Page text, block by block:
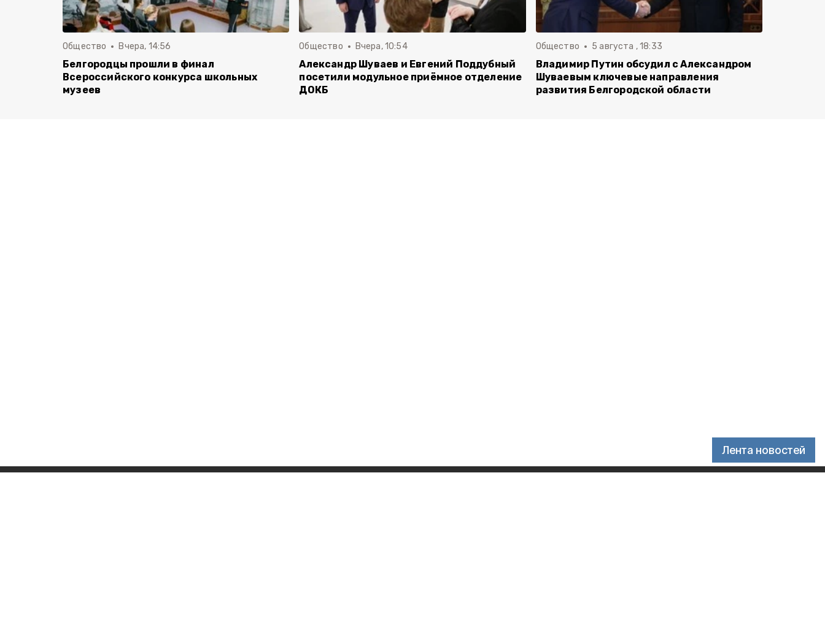
Лента новостей
Общество Вчера, 14:56
Белгородцы прошли в финал
Всероссийского конкурса школьных
музеев
Общество Вчера, 10:54
Александр Шуваев и Евгений Поддубный
посетили модульное приёмное отделение
ДОКБ
Общество 5 августа , 18:33
Владимир Путин обсудил с Александром
Шуваевым ключевые направления
развития Белгородской области